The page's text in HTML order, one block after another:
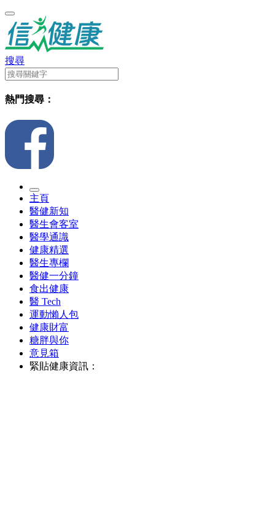
搜尋
熱門搜尋：
主頁
醫健新知
醫生會客室
醫學通識
健康精選
醫生專欄
醫健一分鐘
食出健康
醫 Tech
運動懶人包
健康財富
糖胖與你
意見箱
緊貼健康資訊：